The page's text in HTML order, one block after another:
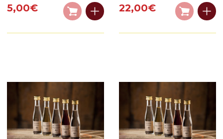
5,00€ 22,00€